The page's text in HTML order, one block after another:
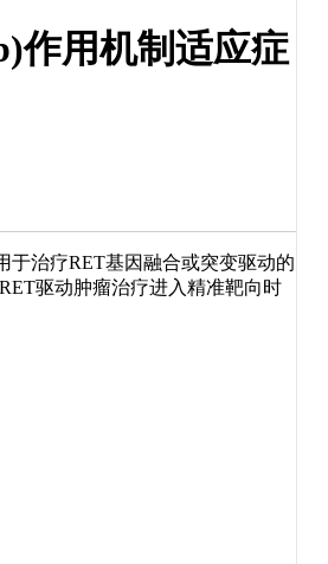
作用机制适应症
于治疗RET基因融合或突变驱动的
驱动肿瘤治疗进入精准靶向时